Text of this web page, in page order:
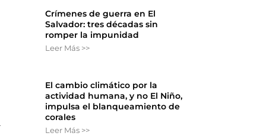
Crímenes de guerra en El
Salvador: tres décadas sin
romper la impunidad
Leer Más >>
El cambio climático por la
actividad humana, y no El Niño,
impulsa el blanqueamiento de
corales
Leer Más >>